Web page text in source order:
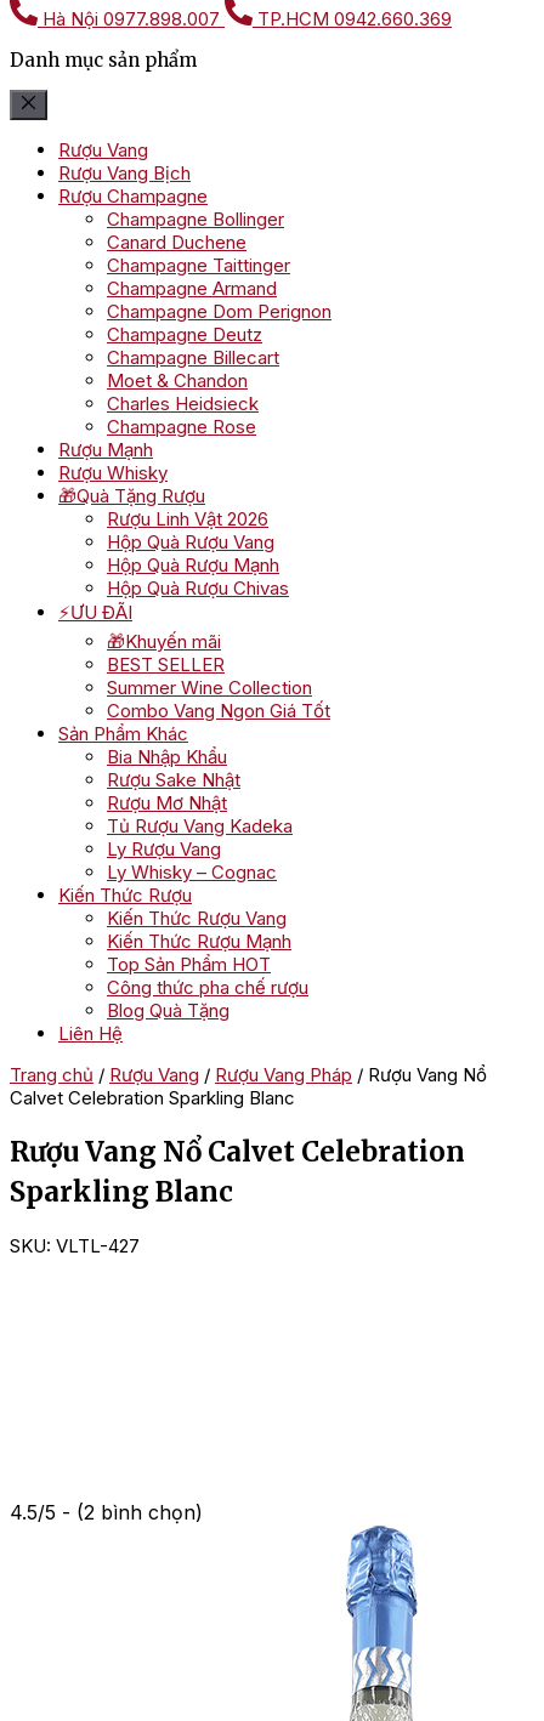
Hà Nội 0977.898.007 TP.HCM 0942.660.369
Danh mục sản phẩm
Rượu Vang
Rượu Vang Bịch
Rượu Champagne
Champagne Bollinger
Canard Duchene
Champagne Taittinger
Champagne Armand
Champagne Dom Perignon
Champagne Deutz
Champagne Billecart
Moet & Chandon
Charles Heidsieck
Champagne Rose
Rượu Mạnh
Rượu Whisky
🎁Quà Tặng Rượu
Rượu Linh Vật 2026
Hộp Quà Rượu Vang
Hộp Quà Rượu Mạnh
Hộp Quà Rượu Chivas
⚡ƯU ĐÃI
🎁Khuyến mãi
BEST SELLER
Summer Wine Collection
Combo Vang Ngon Giá Tốt
Sản Phẩm Khác
Bia Nhập Khẩu
Rượu Sake Nhật
Rượu Mơ Nhật
Tủ Rượu Vang Kadeka
Ly Rượu Vang
Ly Whisky – Cognac
Kiến Thức Rượu
Kiến Thức Rượu Vang
Kiến Thức Rượu Mạnh
Top Sản Phẩm HOT
Công thức pha chế rượu
Blog Quà Tặng
Liên Hệ
Trang chủ / Rượu Vang / Rượu Vang Pháp / Rượu Vang Nổ
Calvet Celebration Sparkling Blanc
Rượu Vang Nổ Calvet Celebration
Sparkling Blanc
SKU: VLTL-427
4.5/5 - (2 bình chọn)